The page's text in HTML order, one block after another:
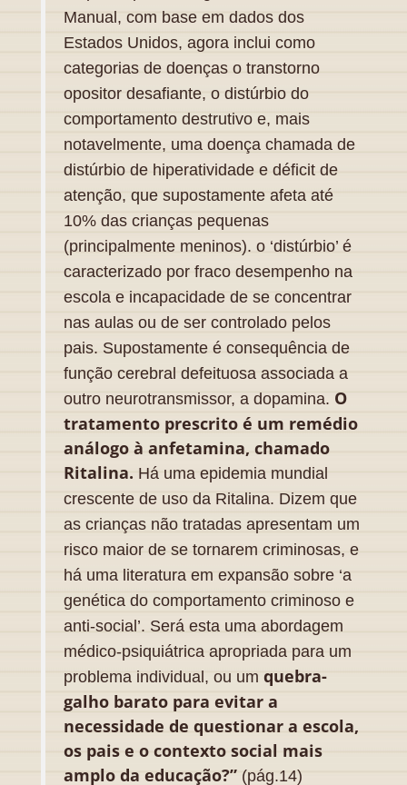
Manual, com base em dados dos
Estados Unidos, agora inclui como
categorias de doenças o transtorno
opositor desafiante, o distúrbio do
comportamento destrutivo e, mais
notavelmente, uma doença chamada de
distúrbio de hiperatividade e déficit de
atenção, que supostamente afeta até
10% das crianças pequenas
(principalmente meninos). o ‘distúrbio’ é
caracterizado por fraco desempenho na
escola e incapacidade de se concentrar
nas aulas ou de ser controlado pelos
pais. Supostamente é consequência de
função cerebral defeituosa associada a
outro neurotransmissor, a dopamina. O
tratamento prescrito é um remédio
análogo à anfetamina, chamado
Ritalina. Há uma epidemia mundial
crescente de uso da Ritalina. Dizem que
as crianças não tratadas apresentam um
risco maior de se tornarem criminosas, e
há uma literatura em expansão sobre ‘a
genética do comportamento criminoso e
anti-social’. Será esta uma abordagem
médico-psiquiátrica apropriada para um
problema individual, ou um quebra-
galho barato para evitar a
necessidade de questionar a escola,
os pais e o contexto social mais
amplo da educação?” (pág.14)